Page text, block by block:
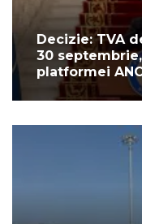
Decizie: TVA
30
platformei